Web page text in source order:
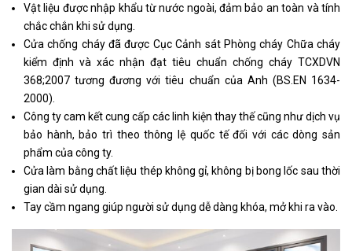
Vật liệu được nhập khẩu từ nước ngoài, đảm bảo an toàn và tính
chắc chắn khi sử dụng.
Cửa chống cháy đã được Cục Cảnh sát Phòng cháy Chữa cháy
kiểm định và xác nhận đạt tiêu chuẩn chống cháy TCXDVN
368;2007 tương đương với tiêu chuẩn của Anh (BS.EN 1634-
2000).
Công ty cam kết cung cấp các linh kiện thay thế cũng như dịch vụ
bảo hành, bảo trì theo thông lệ quốc tế đối với các dòng sản
phẩm của công ty.
Cửa làm bằng chất liệu thép không gỉ, không bị bong lốc sau thời
gian dài sử dụng.
Tay cầm ngang giúp người sử dụng dễ dàng khóa, mở khi ra vào.